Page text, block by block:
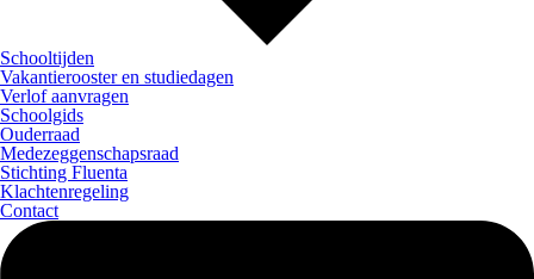
Schooltijden
Vakantierooster en studiedagen
Verlof aanvragen
Schoolgids
Ouderraad
Medezeggenschapsraad
Stichting Fluenta
Klachtenregeling
Contact